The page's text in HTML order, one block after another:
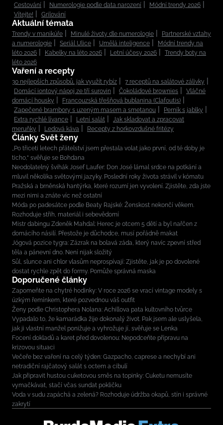
Cestování
Numerologie podle data narození
Módní trendy 2026
Vítejte!
Grilování
Aktuální témata
Trendy v manikúře Minulé životy dle numerologie
Partnerské vztahy
a numerologie
Seriál Ulice Umělá inteligence
Módní trendy na
léto 2026
Kabelky na léto 2026 Letní účesy 2026
Trendy boty na
léto 2026
Vaření a recepty
30 nejlepších způsobů, jak využít rybíz
7 receptů na salátové zálivky
Domácí iontový nápoj ze tří surovin
Čokoládové brownies
Vláčné
domácí housky
Francouzská třešňová bublanina (Clafoutis)
Zapečené brambory s uzeným masem a smetanou
Perník s jablky
Extra rychlé lívance
Letní salát
Jak skladovat a zpracovat
meruňky
Ledová káva Recepty z horkovzdušné fritézy
Články Svět ženy
„Po třiceti letech přátelství jsem přestala volat jako první, od té doby je
ticho,“ svěřuje se Bohdana
Neodolatelný švihák Josef Laufer: Don José lámal srdce na potkání a
mluvil několika světovými jazyky. Poslední roky života strávil v kómatu
Pražská a brněnská hantýrka, které rozumí jen vyvolení. Zjistěte, zda jste
mezi nimi a znáte víc než ostatní
Móda po padesátce podle Beaty Rajské: Ženskost nekončí věkem.
Rozhoduje střih, materiál i sebevědomí
Mistr dabingu Zdeněk Mahdal: Herec je otcem 5 dětí a byl nařčen z
domácího násilí. Přestože je důchodce, musí pořádně makat
Jógová pozice tygra: Zázrak na bolavá záda, který navíc zpevní střed
těla a pánevní dno. Není nijak složitý
Sůl, slunce ani chlor vlasům neprospívají: Zjistěte, jak je po dovolené
dostat rychle zpět do formy. Pomůže správná maska
Doporučené články
Zapomeňte na chytré hodinky: V roce 2026 se vrací vintage modely s
úzkým řemínkem, které pozvednou váš outfit
Ženy podle Christophera Nolana: Achillova pata kultovního tvůrce
Vypadalo to, že kamarádka žije dokonalý život. Pak jsem ale uslyšela,
jak ji vlastní manžel ponižuje a vyhrožuje jí, svěřuje se Lenka
Focení dokladů a karet před dovolenou: Nepodceňte přípravu na
krizovou situaci
Večeře bez vaření na celý týden: Gazpacho, caprese a nechybí ani
netradiční rajčatový salát s octem a cibulí
Jak připravit hustou cuketovou směs na topinky: Cuketu nemusíte
vymačkávat, stačí včas sundat pokličku
Voda v sudu zapáchá a zelená? Rozhoduje údržba okapů, stín i správné
zakrytí